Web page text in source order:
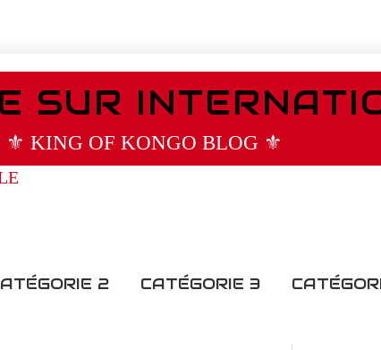
SUR
⚜️ KING OF KONGO BLOG ⚜️
2 CATÉGORIE 3